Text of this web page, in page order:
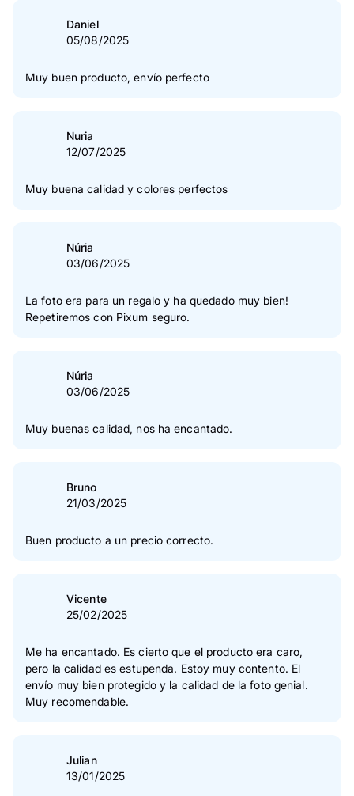
Estrella(s)
Estrella(s)
2 Estrella(s)
Daniel
05/08/2025
Muy buen producto, envío perfecto
Nuria
12/07/2025
Muy buena calidad y colores perfectos
Núria
03/06/2025
La foto era para un regalo y ha quedado muy bien!
Repetiremos con Pixum seguro.
Núria
03/06/2025
Muy buenas calidad, nos ha encantado.
Bruno
21/03/2025
Buen producto a un precio correcto.
Vicente
25/02/2025
Me ha encantado. Es cierto que el producto era caro,
pero la calidad es estupenda. Estoy muy contento. El
envío muy bien protegido y la calidad de la foto genial.
Muy recomendable.
Julian
13/01/2025